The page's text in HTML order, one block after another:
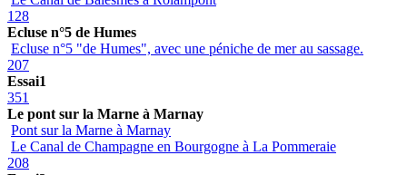
128
Ecluse n°5 de Humes
Ecluse n°5 "de Humes", avec une péniche de mer au sassage.
207
Essai1
351
Le pont sur la Marne à Marnay
Pont sur la Marne à Marnay
Le Canal de Champagne en Bourgogne à La Pommeraie
208